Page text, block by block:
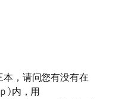
，请问您有没有在
内，用